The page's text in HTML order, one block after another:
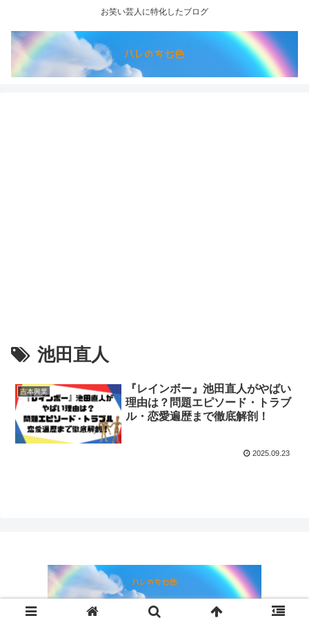
お笑い芸人に特化したブログ
池田直人
吉本興業
『レインボー』池田直人がやばい
理由は？問題エピソード・トラブ
ル・恋愛遍歴まで徹底解剖！
2025.09.23
© 2024 ハレのち七色.